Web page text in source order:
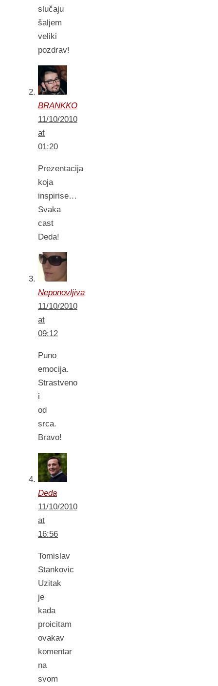
slučaju
šaljem
veliki
pozdrav!
BRANKKO
11/10/2010
at
01:20
Prezentacija
koja
inspirise…
Svaka
cast
Deda!
Neponovljiva
11/10/2010
at
09:12
Puno
emocija.
Strastveno
i
od
srca.
Bravo!
Deda
11/10/2010
at
16:56
Tomislav
Stankovic
Uzitak
je
kada
proicitam
ovakav
komentar
na
svom